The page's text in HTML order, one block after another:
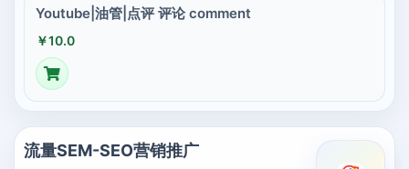
Youtube|油管|点评 评论 comment
￥10.0
流量SEM-SEO营销推广